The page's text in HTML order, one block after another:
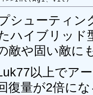
シューティン
ハイブリッド
敵や固い敵に
以上でア
復量が2倍に